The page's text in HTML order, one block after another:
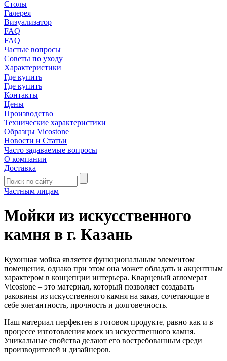
Столы
Галерея
Визуализатор
FAQ
FAQ
Частые вопросы
Советы по уходу
Характеристики
Где купить
Где купить
Контакты
Цены
Производство
Технические характеристики
Образцы Vicostone
Новости и Статьи
Часто задаваемые вопросы
О компании
Доставка
Частным лицам
Мойки из искусственного
камня в г. Казань
Кухонная мойка является функциональным элементом
помещения, однако при этом она может обладать и акцентным
характером в концепции интерьера. Кварцевый агломерат
Vicostone – это материал, который позволяет создавать
раковины из искусственного камня на заказ, сочетающие в
себе элегантность, прочность и долговечность.
Наш материал перфектен в готовом продукте, равно как и в
процессе изготовления моек из искусственного камня.
Уникальные свойства делают его востребованным среди
производителей и дизайнеров.